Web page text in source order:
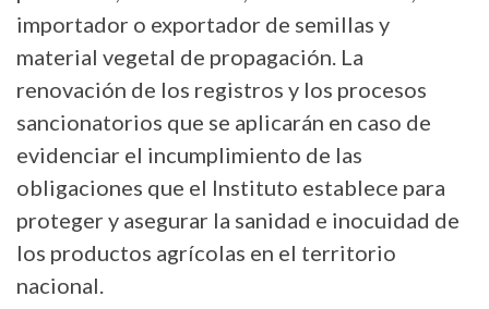
importador o exportador de semillas y
material vegetal de propagación. La
renovación de los registros y los procesos
sancionatorios que se aplicarán en caso de
evidenciar el incumplimiento de las
obligaciones que el Instituto establece para
proteger y asegurar la sanidad e inocuidad de
los productos agrícolas en el territorio
nacional.